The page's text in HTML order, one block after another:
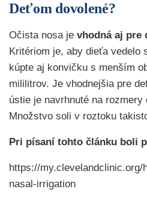
Deťom dovolené?
Očista nosa je vhodná aj pre
Kritériom je, aby dieťa vedelo
kúpte aj konvičku s menším
mililitrov. Je vhodnejšia pre
ústie je navrhnuté na rozmery
Množstvo soli v roztoku
Pri písaní tohto článku boli
https://my.clevelandclinic.org/
nasal-irrigation